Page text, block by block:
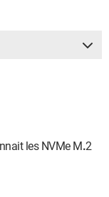
les NVMe M.2